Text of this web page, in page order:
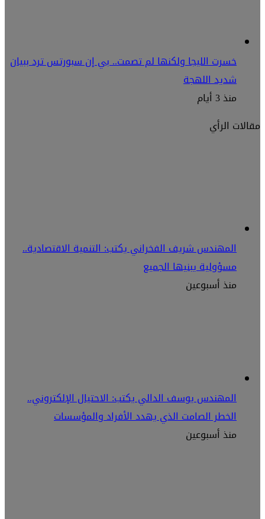
خسرت الليجا ولكنها لم تصمت.. بي إن سبورتس ترد ببيان
شديد اللهجة
منذ 3 أيام
مقالات الرأي
المهندس شريف الفخراني يكتب: التنمية الاقتصادية..
مسؤولية يبنيها الجميع
منذ أسبوعين
المهندس يوسف الدالي يكتب: الاحتيال الإلكتروني..
الخطر الصامت الذي يهدد الأفراد والمؤسسات
منذ أسبوعين